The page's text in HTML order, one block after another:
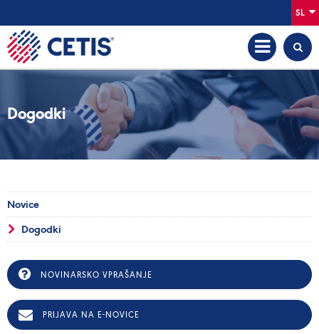
SL
Dogodki
Novice
Dogodki
NOVINARSKO VPRAŠANJE
PRIJAVA NA E-NOVICE